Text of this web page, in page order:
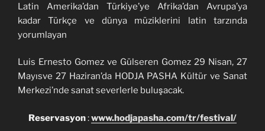
Latin Amerika’dan Türkiye’ye Afrika’dan Avrupa’ya
kadar Türkçe ve dünya müziklerini latin tarzında
yorumlayan
Luis Ernesto Gomez ve Gülseren Gomez 29 Nisan, 27
Mayısve 27 Haziran’da HODJA PASHA Kültür ve Sanat
Merkezi’nde sanat severlerle buluşacak.
Reservasyon:www.hodjapasha.com/tr/festival/